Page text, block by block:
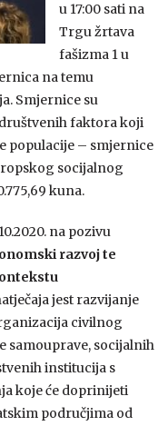
u 17:00 sati na
Trgu žrtava
fašizma 1 u
na temu
Smjernice su
faktora koji
populacije – smjernice
socijalnog
kuna.
na pozivu
razvoj te
jest razvijanje
civilnog
samouprave, socijalnih
institucija s
koje će doprinijeti
područjima od